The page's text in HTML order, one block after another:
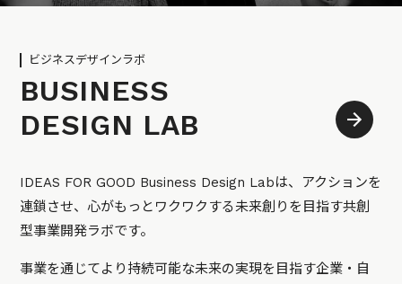
ビジネスデザインラボ
BUSINESS
DESIGN LAB
IDEAS FOR GOOD Business Design Labは、アクションを
連鎖させ、心がもっとワクワクする未来創りを目指す共創
型事業開発ラボです。
事業を通じてより持続可能な未来の実現を目指す企業・自